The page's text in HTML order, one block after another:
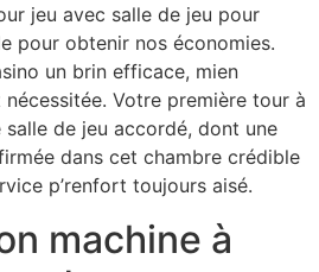
jeu avec salle de jeu pour
pour obtenir nos économies.
un brin efficace, mien
Votre première tour à
salle de jeu accordé, dont une
dans cet chambre crédible
p’renfort toujours aisé.
machine à